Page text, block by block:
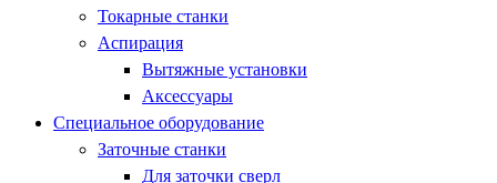
Токарные станки
Аспирация
Вытяжные установки
Аксессуары
Специальное оборудование
Заточные станки
Для заточки сверл